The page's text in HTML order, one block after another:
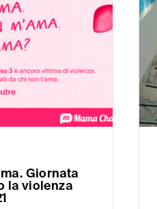
Giornata
la violenza